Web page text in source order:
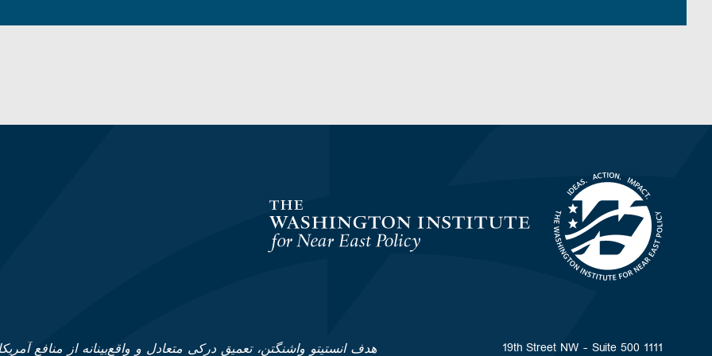
Homepage
1111 19th Street NW - Suite 500 هدف انستیتو واشنگتن، تعمیق درکی متعادل و واقع‌بینانه از منافع